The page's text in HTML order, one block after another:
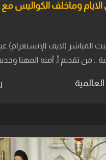
وماخلف الكواليس مع
المباشر (لايف الإنستغرام)
.. من تقديم أ. آمنه المهنا